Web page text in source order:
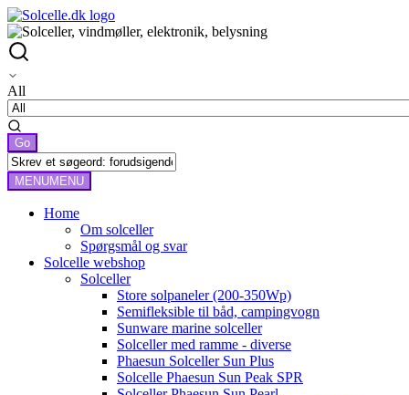
All
MENUMENU
Home
Om solceller
Spørgsmål og svar
Solcelle webshop
Solceller
Store solpaneler (200-350Wp)
Semifleksible til båd, campingvogn
Sunware marine solceller
Solceller med ramme - diverse
Phaesun Solceller Sun Plus
Solcelle Phaesun Sun Peak SPR